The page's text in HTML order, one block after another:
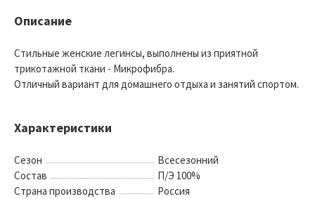
Описание
Стильные женские легинсы, выполнены из приятной
трикотажной ткани - Микрофибра.
Отличный вариант для домашнего отдыха и занятий спортом.
Характеристики
Сезон
Всесезонний
Состав
П/Э 100%
Страна производства
Россия